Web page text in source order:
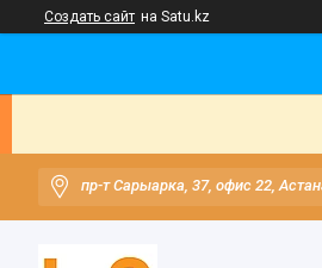
Создать сайт на Satu.kz
пр-т Сарыарка, 37, офис 22,